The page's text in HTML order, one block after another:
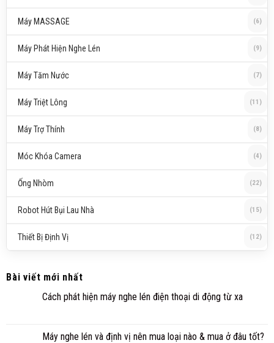
Máy MASSAGE (6)
Máy Phát Hiện Nghe Lén (9)
Máy Tăm Nước (7)
Máy Triệt Lông (11)
Máy Trợ Thính (8)
Móc Khóa Camera (4)
Ống Nhòm (22)
Robot Hút Bụi Lau Nhà (15)
Thiết Bị Định Vị (12)
Bài viết mới nhất
Cách phát hiện máy nghe lén điện thoại di động từ xa
Máy nghe lén và định vị nên mua loại nào & mua ở đâu tốt?